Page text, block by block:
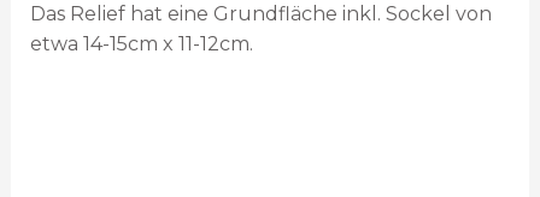
Das Relief hat eine Grundfläche inkl. Sockel von
etwa 14-15cm x 11-12cm.